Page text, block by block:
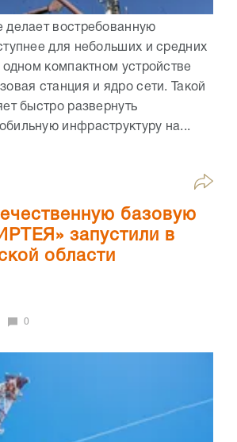
востребованную
для небольших и средних
компактном устройстве
станция и ядро сети. Такой
быстро развернуть
инфраструктуру на...
базовую
запустили в
области
0